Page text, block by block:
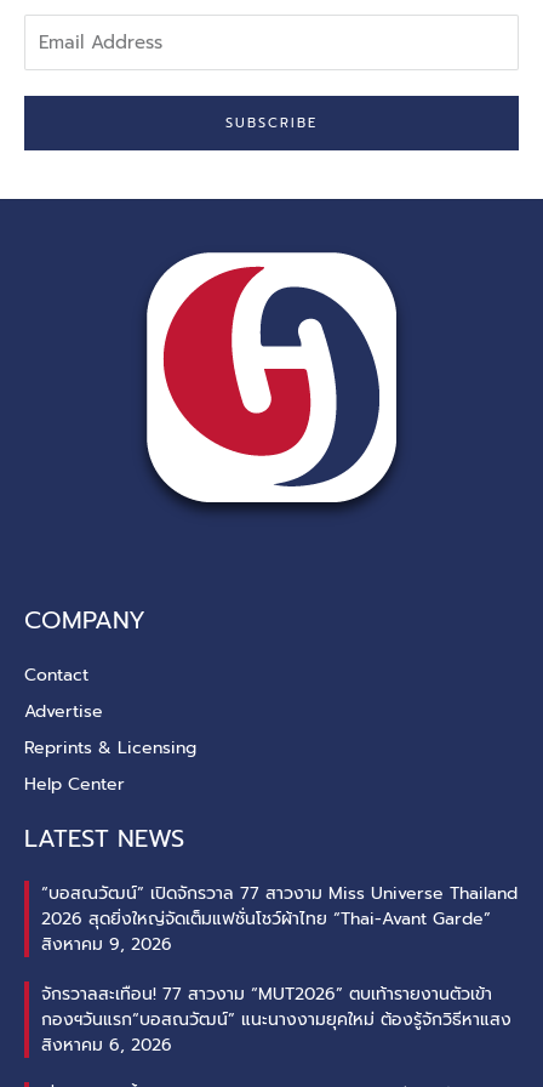
Address
SUBSCRIBE
COMPANY
Contact
Advertise
Reprints & Licensing
Help Center
LATEST NEWS
“บอสณวัฒน์” เปิดจักรวาล 77 สาวงาม Miss Universe Thailand
2026 สุดยิ่งใหญ่จัดเต็มแฟชั่นโชว์ผ้าไทย “Thai-Avant Garde”
สิงหาคม 9, 2026
จักรวาลสะเทือน! 77 สาวงาม “MUT2026” ตบเท้ารายงานตัวเข้า
กองฯวันแรก“บอสณวัฒน์” แนะนางงามยุคใหม่ ต้องรู้จักวิธีหาแสง
สิงหาคม 6, 2026